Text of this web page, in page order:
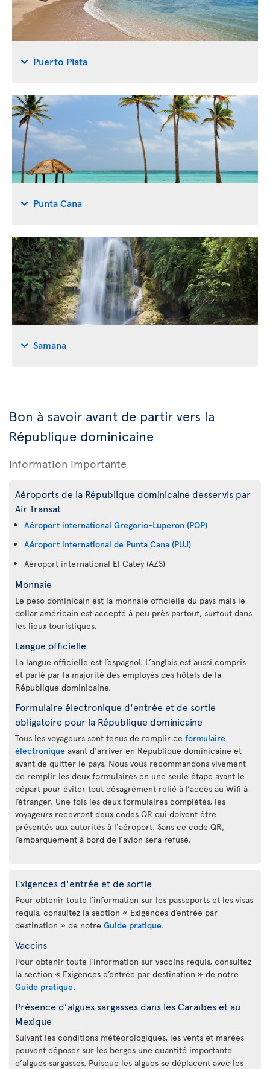
Puerto Plata
Punta Cana
Samana
Bon à savoir avant de partir vers la
République dominicaine
Information importante
Aéroports de la République dominicaine desservis par
Air Transat
Aéroport international Gregorio-Luperon (POP)
Aéroport international de Punta Cana (PUJ)
Aéroport international El Catey (AZS)
Monnaie
Le peso dominicain est la monnaie officielle du pays mais le
dollar américain est accepté à peu près partout, surtout dans
les lieux touristiques.
Langue officielle
La langue officielle est l’espagnol. L’anglais est aussi compris
et parlé par la majorité des employés des hôtels de la
République dominicaine.
Formulaire électronique d'entrée et de sortie
obligatoire pour la République dominicaine
Tous les voyageurs sont tenus de remplir ce formulaire
électronique avant d'arriver en République dominicaine et
avant de quitter le pays. Nous vous recommandons vivement
de remplir les deux formulaires en une seule étape avant le
départ pour éviter tout désagrément relié à l’accès au Wifi à
l’étranger. Une fois les deux formulaires complétés, les
voyageurs recevront deux codes QR qui doivent être
présentés aux autorités à l'aéroport. Sans ce code QR,
l’embarquement à bord de l’avion sera refusé.
Exigences d'entrée et de sortie
Pour obtenir toute l’information sur les passeports et les visas
requis, consultez la section « Exigences d’entrée par
destination » de notre Guide pratique.
Vaccins
Pour obtenir toute l’information sur vaccins requis, consultez
la section « Exigences d’entrée par destination » de notre
Guide pratique.
Présence d’algues sargasses dans les Caraïbes et au
Mexique
Suivant les conditions météorologiques, les vents et marées
peuvent déposer sur les berges une quantité importante
d’algues sargasses. Puisque les algues se déplacent avec les